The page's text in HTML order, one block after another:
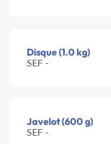
Disque (1.0 kg)
SEF -
Javelot (600 g)
SEF -